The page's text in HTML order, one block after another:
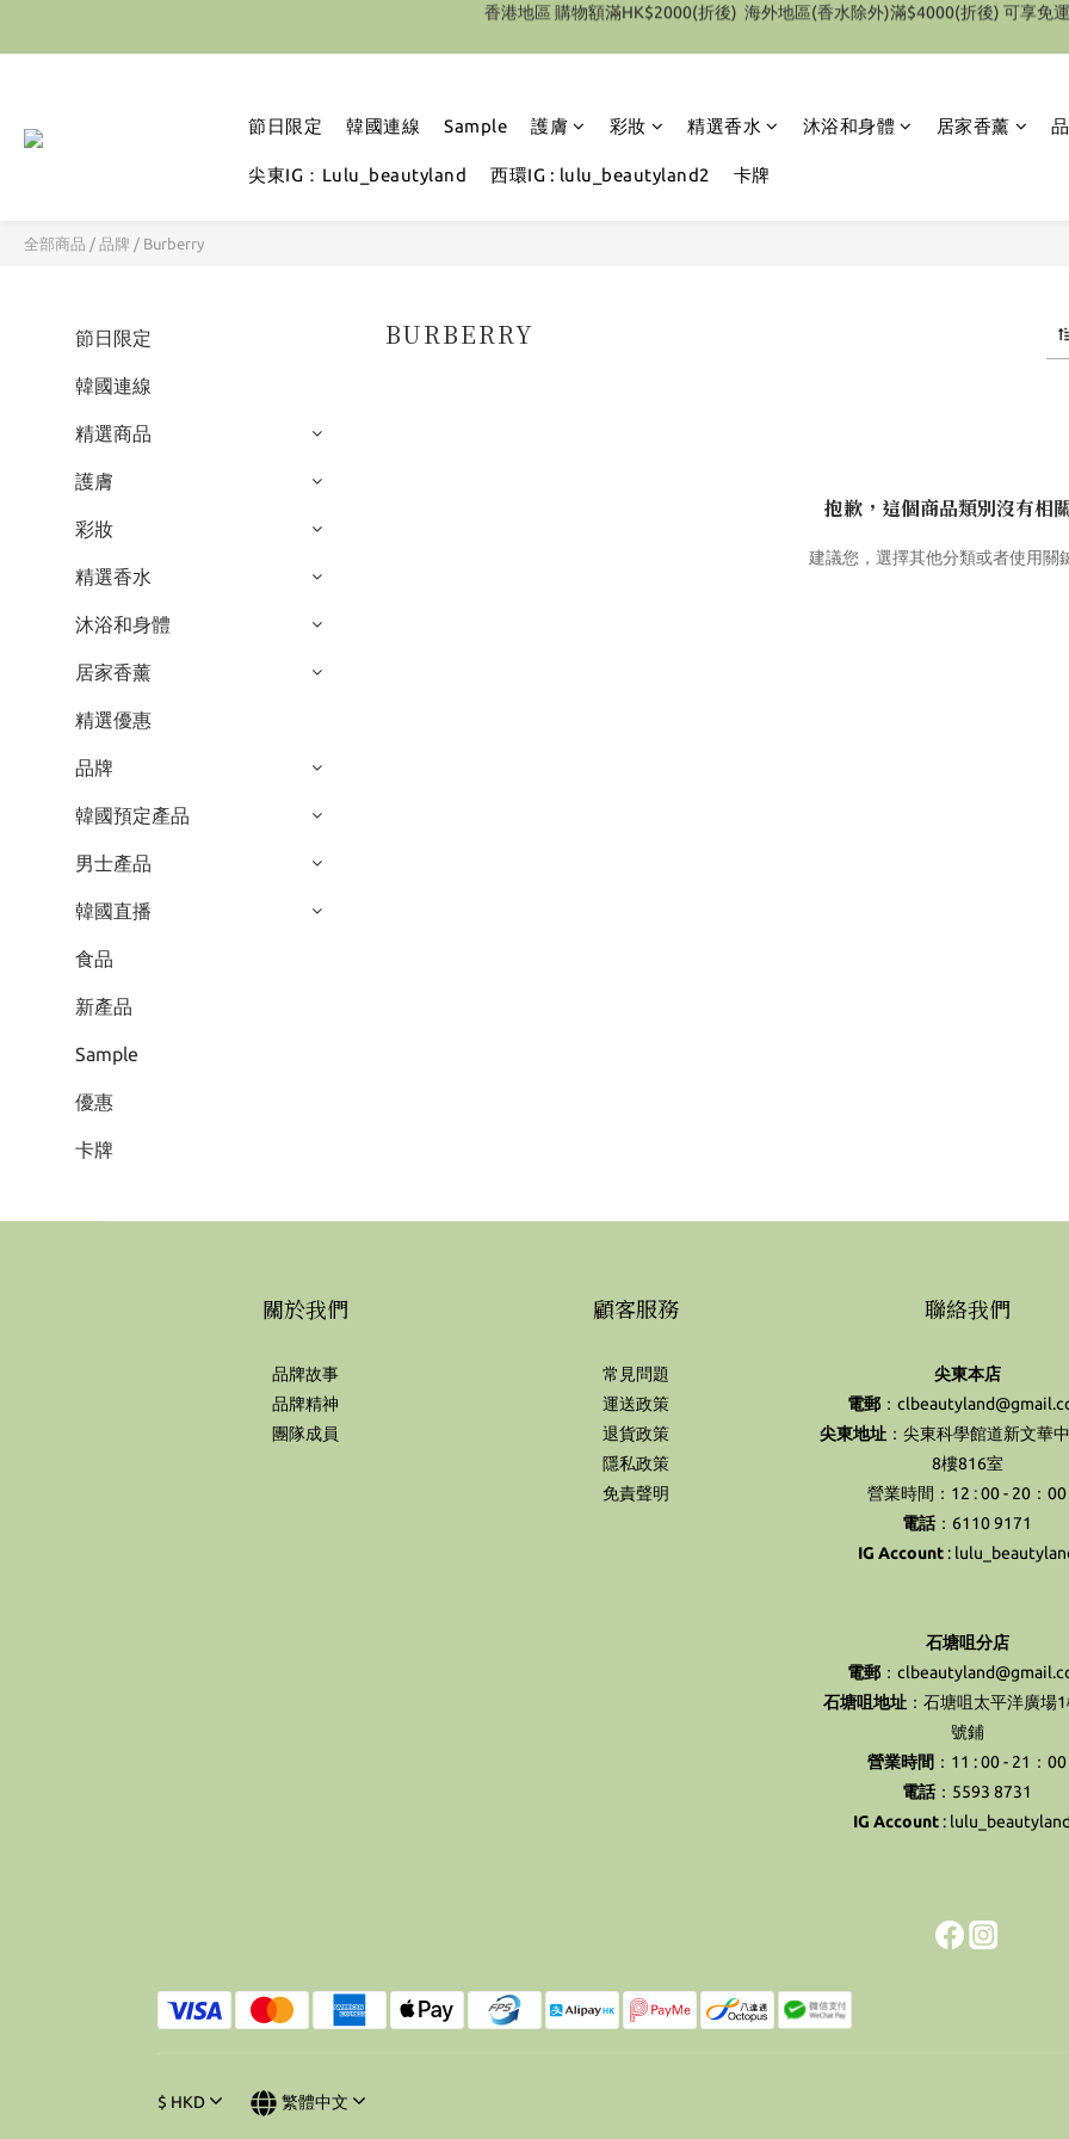
特別優惠 1件即享有9折優惠(部份產品除外）
節日限定 韓國連線 Sample 護膚 彩妝 精選香水 沐浴和身體 居家香薰
尖東IG：Lulu_beautyland 西環IG : lulu_beautyland2 卡牌
全部商品 / 品牌 / Burberry
節日限定
韓國連線
精選商品
護膚
彩妝
精選香水
沐浴和身體
居家香薰
精選優惠
品牌
韓國預定產品
男士產品
韓國直播
食品
新產品
Sample
優惠
卡牌
BURBERRY
抱歉，這個商品類別沒有相
建議您，選擇其他分類或者使用關
關於我們
品牌故事
品牌精神
團隊成員
顧客服務
常見問題
運送政策
退貨政策
隱私政策
免責聲明
聯絡我們
尖東本店
電郵：
尖東地址 ：尖東科學館道新文華
8樓816室
營業時間：12 : 00 - 20：00
電話：6110 9171
IG Account :
石塘咀分店
電郵：
石塘咀地址：石塘咀太平洋廣場
號鋪
營業時間 ：11 : 00 - 21：00
電話：5593 8731
IG Account :
$ HKD 繁體中文